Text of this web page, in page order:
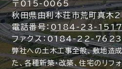
〒015-0065
秋田県由利本荘市荒町真木
電話番号： 0184-23-
ファクス：0184-22-7623
弊社への土木工事全般、敷地造成
た、各種新築・改築、住宅のリ